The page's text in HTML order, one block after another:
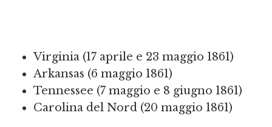
Virginia (17 aprile e 23 maggio 1861)
Arkansas (6 maggio 1861)
Tennessee (7 maggio e 8 giugno 1861)
Carolina del Nord (20 maggio 1861)